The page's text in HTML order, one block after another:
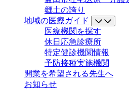
郷土の誇り
地域の医療ガイド
医療機関を探す
休日応急診療所
特定健診機関情報
予防接種実施機関
開業を希望される先生へ
お知らせ